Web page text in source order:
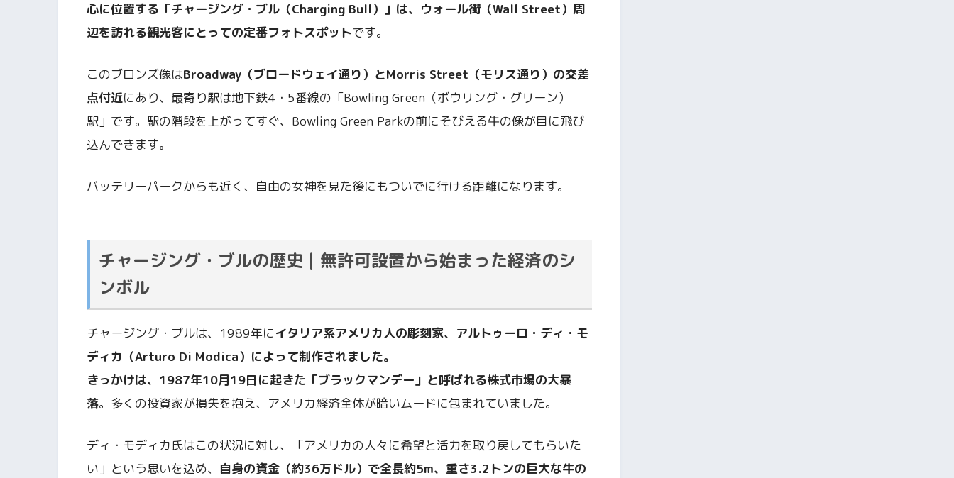
心に位置する「チャージング・ブル（Charging Bull）」は、ウォール街（Wall Street）周
辺を訪れる観光客にとっての定番フォトスポットです。
このブロンズ像はBroadway（ブロードウェイ通り）とMorris Street（モリス通り）の交差
点付近にあり、最寄り駅は地下鉄4・5番線の「Bowling Green（ボウリング・グリーン）
駅」です。駅の階段を上がってすぐ、Bowling Green Parkの前にそびえる牛の像が目に飛び
込んできます。
バッテリーパークからも近く、自由の女神を見た後にもついでに行ける距離になります。
チャージング・ブルの歴史｜無許可設置から始まった経済のシ
ンボル
チャージング・ブルは、1989年にイタリア系アメリカ人の彫刻家、アルトゥーロ・ディ・モ
ディカ（Arturo Di Modica）によって制作されました。
きっかけは、1987年10月19日に起きた「ブラックマンデー」と呼ばれる株式市場の大暴
落。多くの投資家が損失を抱え、アメリカ経済全体が暗いムードに包まれていました。
ディ・モディカ氏はこの状況に対し、「アメリカの人々に希望と活力を取り戻してもらいた
い」という思いを込め、 自身の資金（約36万ドル）で全長約5m、重さ3.2トンの巨大な牛の